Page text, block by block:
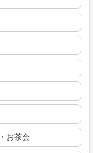
お茶会